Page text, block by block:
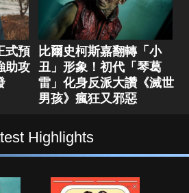
式預
助攻
比爾史柯斯嘉翻轉「小
丑」形象！初代「琴葛
雷」化身反派大讚《滅世
男孩》瘋狂又邪惡
Highlights